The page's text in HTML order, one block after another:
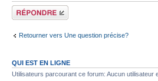
Répondre
Retourner vers Une question précise?
QUI EST EN LIGNE
Utilisateurs parcourant ce forum: Aucun utilisateur